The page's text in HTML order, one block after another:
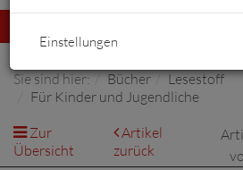
umschalten
Sie sind hier: Bücher
Lesestoff
Für Kinder und Jugendliche
Zur
Übersicht
Artikel
zurück
Einstellungen